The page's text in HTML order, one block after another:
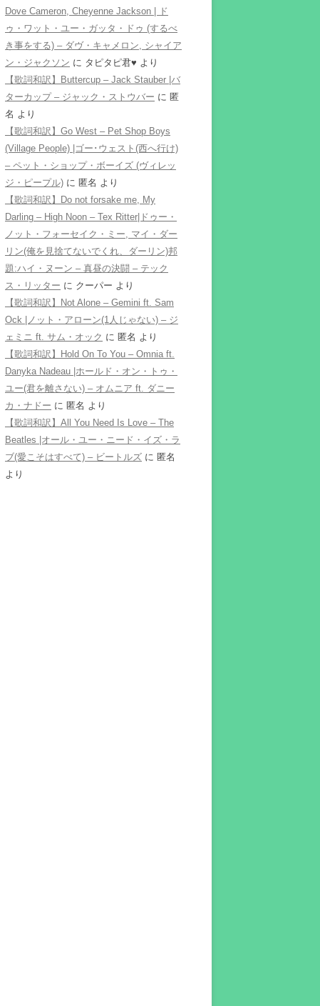
Dove Cameron, Cheyenne Jackson | ド
ゥ・ワット・ユー・ガッタ・ドゥ (するべ
き事をする) – ダヴ・キャメロン, シャイア
ン・ジャクソン に タピタピ君♥️ より
【歌詞和訳】Buttercup – Jack Stauber |バ
ターカップ – ジャック・ストウバー に 匿
名 より
【歌詞和訳】Go West – Pet Shop Boys
(Village People) |ゴー･ウェスト(西へ行け)
– ペット・ショップ・ボーイズ (ヴィレッ
ジ・ピープル) に 匿名 より
【歌詞和訳】Do not forsake me, My
Darling – High Noon – Tex Ritter|ドゥー・
ノット・フォーセイク・ミー, マイ・ダー
リン(俺を見捨てないでくれ、ダーリン)邦
題:ハイ・ヌーン – 真昼の決闘 – テック
ス・リッター に クーパー より
【歌詞和訳】Not Alone – Gemini ft. Sam
Ock |ノット・アローン(1人じゃない) – ジ
ェミニ ft. サム・オック に 匿名 より
【歌詞和訳】Hold On To You – Omnia ft.
Danyka Nadeau |ホールド・オン・トゥ・
ユー(君を離さない) – オムニア ft. ダニー
カ・ナドー に 匿名 より
【歌詞和訳】All You Need Is Love – The
Beatles |オール・ユー・ニード・イズ・ラ
ブ(愛こそはすべて) – ビートルズ に 匿名
より